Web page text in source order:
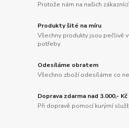
Protože nám na našich
Produkty šité na míru
Všechny produkty jsou pečlivě
potřeby
Odesíláme obratem
Všechno zboží odesíláme co
Doprava zdarma nad 3.000,- Kč
Při dopravě pomocí kurýrní